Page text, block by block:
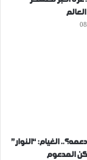
الغيام: “النوار”
المدعوم